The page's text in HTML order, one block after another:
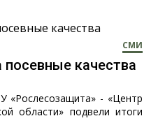
СМИ
качества
«Рослесозащита» - «Центр
области» подвели итоги